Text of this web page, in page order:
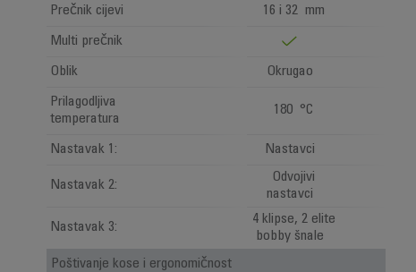
Prečnik cijevi 16 i 32 mm
Multi prečnik
Oblik Okrugao
Prilagodljiva
temperatura
180 °C
Nastavak 1: Nastavci
Nastavak 2:
Odvojivi
nastavci
Nastavak 3:
4 klipse, 2 elite
bobby šnale
Poštivanje kose i ergonomičnost